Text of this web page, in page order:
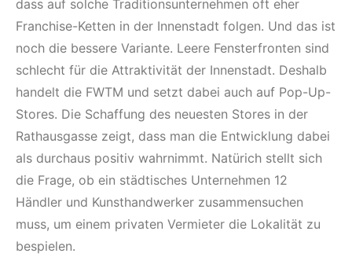
dass auf solche Traditionsunternehmen oft eher
Franchise-Ketten in der Innenstadt folgen. Und das ist
noch die bessere Variante. Leere Fensterfronten sind
schlecht für die Attraktivität der Innenstadt. Deshalb
handelt die FWTM und setzt dabei auch auf Pop-Up-
Stores. Die Schaffung des neuesten Stores in der
Rathausgasse zeigt, dass man die Entwicklung dabei
als durchaus positiv wahrnimmt. Natürich stellt sich
die Frage, ob ein städtisches Unternehmen 12
Händler und Kunsthandwerker zusammensuchen
muss, um einem privaten Vermieter die Lokalität zu
bespielen.